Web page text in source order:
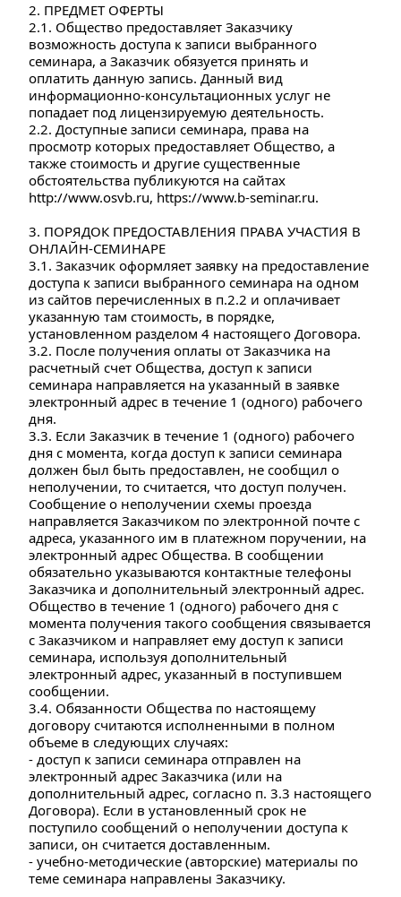
2. ПРЕДМЕТ ОФЕРТЫ
2.1. Общество предоставляет Заказчику
возможность доступа к записи выбранного
семинара, а Заказчик обязуется принять и
оплатить данную запись. Данный вид
информационно-консультационных услуг не
попадает под лицензируемую деятельность.
2.2. Доступные записи семинара, права на
просмотр которых предоставляет Общество, а
также стоимость и другие существенные
http://www.osvb.ru, https://www.b-seminar.ru.
3. ПОРЯДОК ПРЕДОСТАВЛЕНИЯ ПРАВА УЧАСТИЯ В
ОНЛАЙН-СЕМИНАРЕ
3.1. Заказчик оформляет заявку на предоставление
доступа к записи выбранного семинара на одном
из сайтов перечисленных в п.2.2 и оплачивает
указанную там стоимость, в порядке,
установленном разделом 4 настоящего Договора.
3.2. После получения оплаты от Заказчика на
расчетный счет Общества, доступ к записи
семинара направляется на указанный в заявке
электронный адрес в течение 1 (одного) рабочего
дня.
3.3. Если Заказчик в течение 1 (одного) рабочего
дня с момента, когда доступ к записи семинара
должен был быть предоставлен, не сообщил о
неполучении, то считается, что доступ получен.
Сообщение о неполучении схемы проезда
направляется Заказчиком по электронной почте с
адреса, указанного им в платежном поручении, на
электронный адрес Общества. В сообщении
обязательно указываются контактные телефоны
Заказчика и дополнительный электронный адрес.
Общество в течение 1 (одного) рабочего дня с
момента получения такого сообщения связывается
с Заказчиком и направляет ему доступ к записи
семинара, используя дополнительный
электронный адрес, указанный в поступившем
сообщении.
3.4. Обязанности Общества по настоящему
договору считаются исполненными в полном
объеме в следующих случаях:
- доступ к записи семинара отправлен на
электронный адрес Заказчика (или на
дополнительный адрес, согласно п. 3.3 настоящего
Договора). Если в установленный срок не
поступило сообщений о неполучении доступа к
записи, он считается доставленным.
- учебно-методические (авторские) материалы по
теме семинара направлены Заказчику.